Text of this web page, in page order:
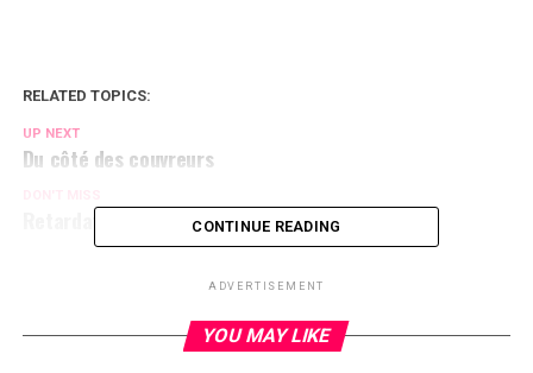
RELATED TOPICS:
UP NEXT
Du côté des couvreurs
Retardataire CONTINUE READING
ADVERTISEMENT
YOU MAY LIKE